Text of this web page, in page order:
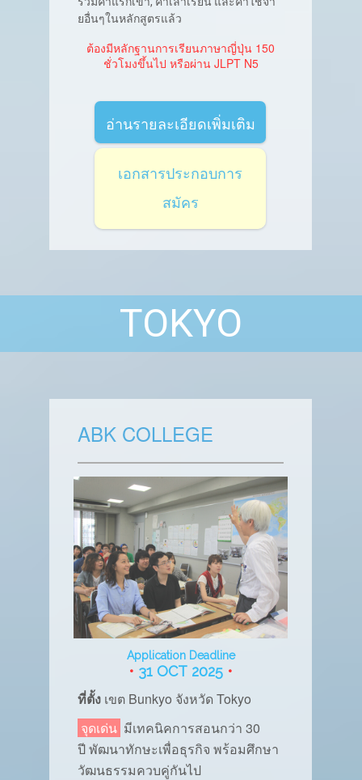
ยอื่นๆในหลักสูตรแล้ว
ต้องมีหลักฐานการเรียนภาษาญี่ปุ่น 150
ชั่วโมงขึ้นไป หรือผ่าน JLPT N5
อ่านรายละเอียดเพิ่มเติม
เอกสารประกอบการ
สมัคร
TOKYO
ABK COLLEGE
Application Deadline
• 31 OCT 2025 •
ที่ตั้ง เขต Bunkyo จังหวัด Tokyo
จุดเด่น มีเทคนิคการสอนกว่า 30
ปี พัฒนาทักษะเพื่อธุรกิจ พร้อมศึกษา
วัฒนธรรมควบคู่กันไป